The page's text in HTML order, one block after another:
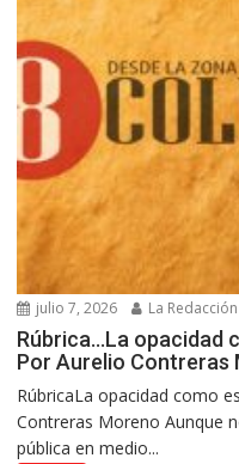
julio 7, 2026 La Redacción
Rúbrica…La opacidad
Por Aurelio Contreras
RúbricaLa opacidad como
Contreras Moreno Aunque
pública en medio...